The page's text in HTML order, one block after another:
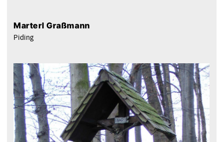
Marterl Graßmann
Piding